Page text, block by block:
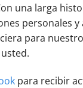
una larga
personales y
para
para recibir